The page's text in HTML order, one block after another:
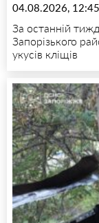
04.08.2026, 12:45
За останній
Запорізького
укусів кліщів